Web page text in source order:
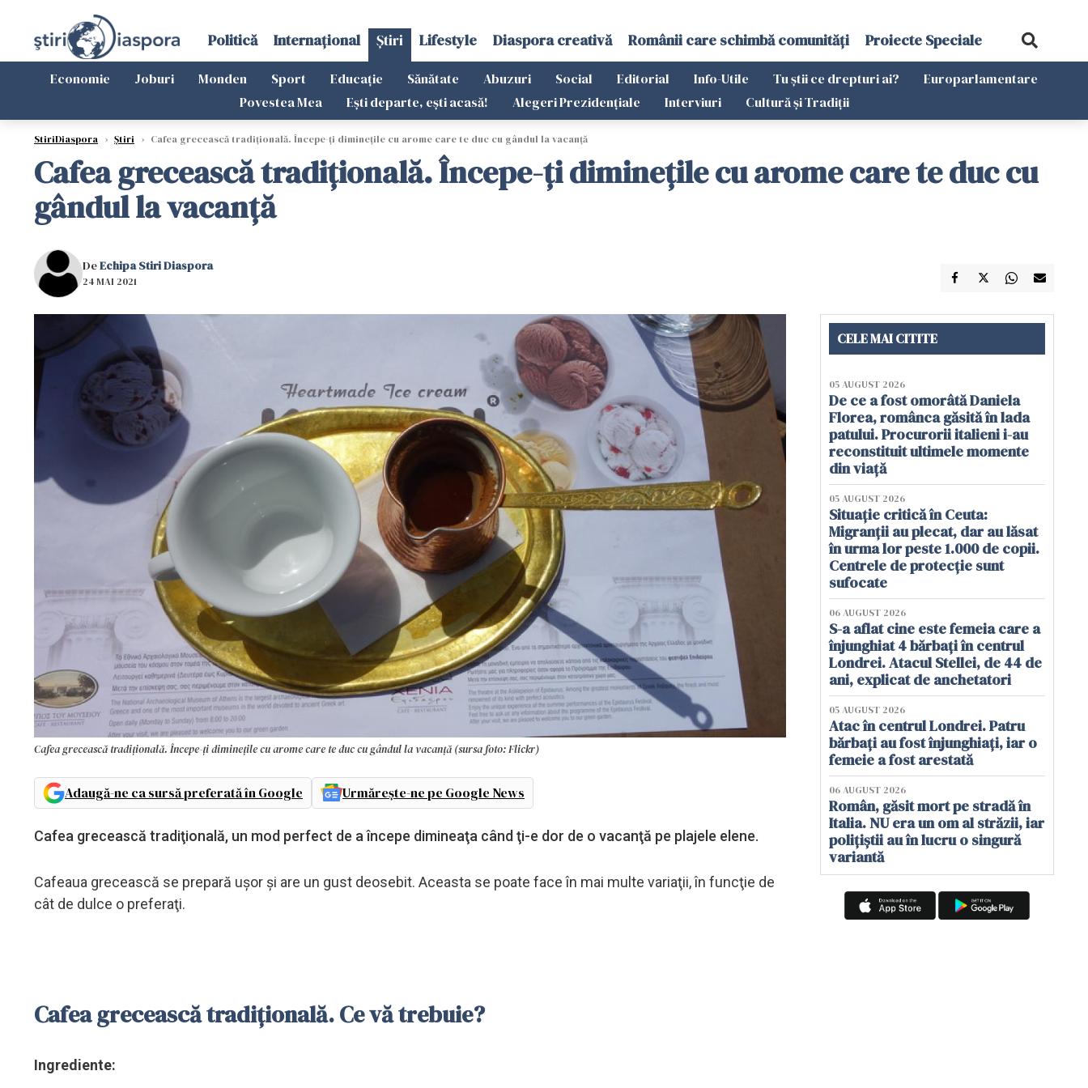
Politică Internațional Știri Lifestyle Diaspora creativă Românii care schimbă comunități Proiecte Speciale
Economie Joburi Monden Sport Educație Sănătate Abuzuri Social Editorial Info-Utile Tu știi ce drepturi ai?
Europarlamentare
Povestea Mea
Ești departe, ești acasă! Alegeri Prezidențiale Interviuri Cultură și Tradiții
StiriDiaspora › Știri › Cafea grecească tradiţională. Începe-ţi dimineţile cu arome care te duc cu gândul la vacanţă
Cafea grecească tradiţională. Începe-ţi dimineţile cu arome care te duc cu
gândul la vacanţă
DeEchipa Stiri Diaspora
24 MAI 2021
Cafea grecească tradiţională. Începe-ţi dimineţile cu arome care te duc cu gândul la vacanţă (sursa foto: Flickr)
Adaugă-ne ca sursă preferată în Google Urmărește-ne pe Google News
Cafea grecească tradiţională, un mod perfect de a începe dimineaţa când ţi-e dor de o vacanţă pe plajele elene.
Cafeaua grecească se prepară uşor şi are un gust deosebit. Aceasta se poate face în mai multe variaţii, în funcţie de
cât de dulce o preferaţi.
Cafea grecească tradiţională. Ce vă trebuie?
Ingrediente:
CELE MAI CITITE
05 AUGUST 2026
De ce a fost omorâtă Daniela
Florea, românca găsită în lada
patului. Procurorii italieni i-au
reconstituit ultimele momente
din viață
05 AUGUST 2026
Situație critică în Ceuta:
Migranții au plecat, dar au lăsat
în urma lor peste 1.000 de copii.
Centrele de protecție sunt
sufocate
06 AUGUST 2026
S-a aflat cine este femeia care a
înjunghiat 4 bărbați în centrul
Londrei. Atacul Stellei, de 44 de
ani, explicat de anchetatori
05 AUGUST 2026
Atac în centrul Londrei. Patru
bărbați au fost înjunghiați, iar o
femeie a fost arestată
06 AUGUST 2026
Român, găsit mort pe stradă în
Italia. NU era un om al străzii, iar
polițiștii au în lucru o singură
variantă